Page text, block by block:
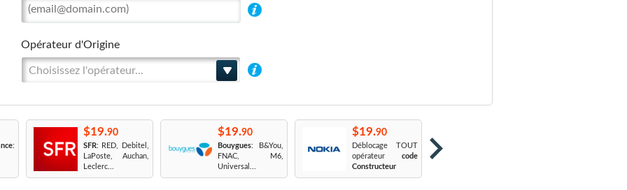
Opérateur d'Origine
Choisissez l'opérateur...
:
$19.90
SFR: RED, Debitel,
LaPoste, Auchan,
Leclerc...
$19.90
Bouygues: B&You,
FNAC, M6,
Universal...
$19.90
Déblocage TOUT
opérateur code
Constructeur